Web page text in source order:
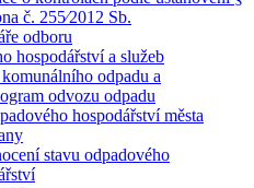
č. 255⁄2012 Sb.
odboru
hospodářství a služeb
odpadu a
odvozu odpadu
hospodářství města
stavu odpadového